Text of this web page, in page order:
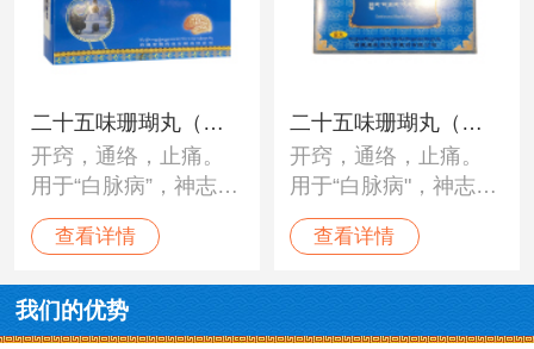
二十五味珊瑚丸（神
猴）
开窍，通络，止痛。
用于“白脉病”，神志不
清，身体麻木，头昏
目眩，脑部疼痛，血
痫，及各种神经性疼
痛。
查看详情
二十五味珊瑚丸（太
极）
开窍，通络，止痛。
用于“白脉病"，神志不
清，身体麻木，头昏
目眩，脑部疼痛，血
查看详情
我们的优势